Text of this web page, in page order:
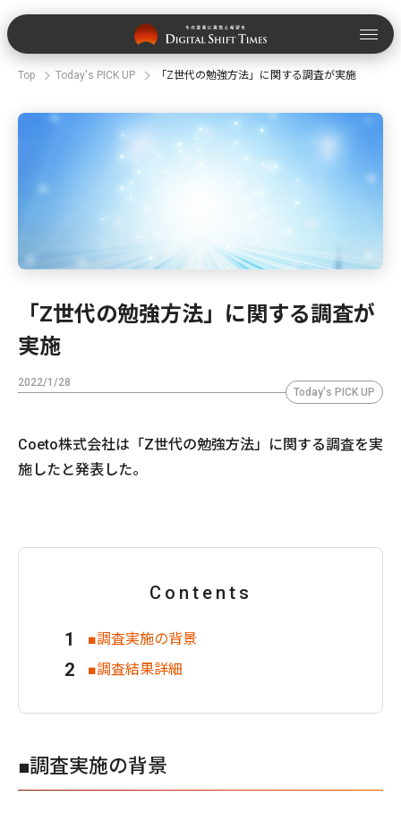
Top Today's PICK UP 「Z世代の勉強方法」に関する調査が実施
「Z世代の勉強方法」に関する調査が
実施
2022/1/28
Today's PICK UP
Coeto株式会社は「Z世代の勉強方法」に関する調査を実
施したと発表した。
Contents
■調査実施の背景
■調査結果詳細
■調査実施の背景